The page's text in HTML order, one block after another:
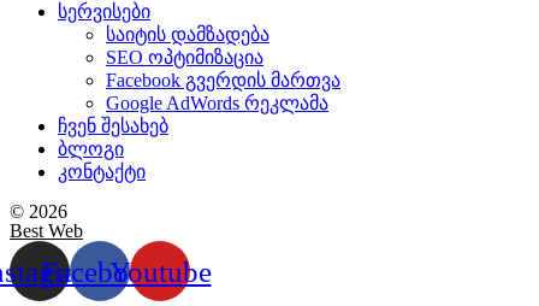
სერვისები
საიტის დამზადება
SEO ოპტიმიზაცია
Facebook გვერდის მართვა
Google AdWords რეკლამა
ჩვენ შესახებ
ბლოგი
კონტაქტი
© 2026
Best Web
FacebookYoutube